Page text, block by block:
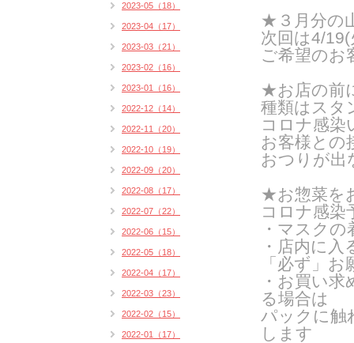
★３月分の
次回は4/
ご希望のお
★お店の前
種類はスタ
コロナ感染
お客様との
おつりが出
★お惣菜を
コロナ感染
・マスク
・店内に
「必ず」
・お買い
る場合は
パックに触
します
2023-05（18）
2023-04（17）
2023-03（21）
2023-02（16）
2023-01（16）
2022-12（14）
2022-11（20）
2022-10（19）
2022-09（20）
2022-08（17）
2022-07（22）
2022-06（15）
2022-05（18）
2022-04（17）
2022-03（23）
2022-02（15）
2022-01（17）